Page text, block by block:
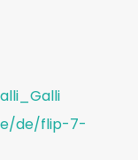
de/flip-7-